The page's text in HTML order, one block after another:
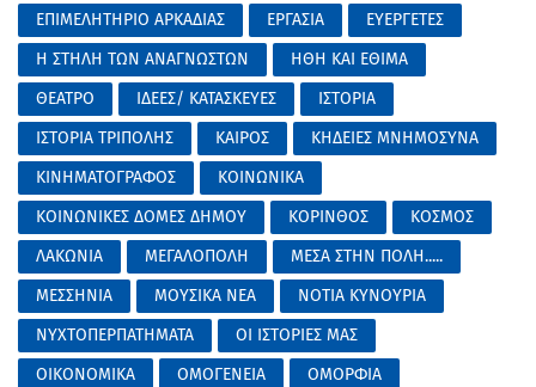
ΕΠΙΜΕΛΗΤΗΡΙΟ ΑΡΚΑΔΙΑΣ
ΕΡΓΑΣΙΑ
ΕΥΕΡΓΕΤΕΣ
Η ΣΤΗΛΗ ΤΩΝ ΑΝΑΓΝΩΣΤΩΝ
ΗΘΗ ΚΑΙ ΕΘΙΜΑ
ΘΕΑΤΡΟ
ΙΔΕΕΣ/ ΚΑΤΑΣΚΕΥΕΣ
ΙΣΤΟΡΙΑ
ΙΣΤΟΡΙΑ ΤΡΙΠΟΛΗΣ
ΚΑΙΡΟΣ
ΚΗΔΕΙΕΣ ΜΝΗΜΟΣΥΝΑ
ΚΙΝΗΜΑΤΟΓΡΑΦΟΣ
ΚΟΙΝΩΝΙΚΑ
ΚΟΙΝΩΝΙΚΕΣ ΔΟΜΕΣ ΔΗΜΟΥ
ΚΟΡΙΝΘΟΣ
ΚΟΣΜΟΣ
ΛΑΚΩΝΙΑ
ΜΕΓΑΛΟΠΟΛΗ
ΜΕΣΑ ΣΤΗΝ ΠΟΛΗ.....
ΜΕΣΣΗΝΙΑ
ΜΟΥΣΙΚΑ ΝΕΑ
ΝΟΤΙΑ ΚΥΝΟΥΡΙΑ
ΝΥΧΤΟΠΕΡΠΑΤΗΜΑΤΑ
ΟΙ ΙΣΤΟΡΙΕΣ ΜΑΣ
ΟΙΚΟΝΟΜΙΚΑ
ΟΜΟΓΕΝΕΙΑ
ΟΜΟΡΦΙΑ